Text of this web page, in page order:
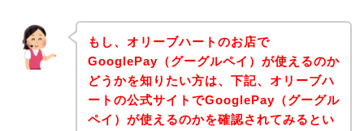
もし、オリーブハートのお店で
GooglePay（グーグルペイ）が使えるのか
どうかを知りたい方は、下記、オリーブハ
ートの公式サイトでGooglePay（グーグル
ペイ）が使えるのかを確認されてみるとい